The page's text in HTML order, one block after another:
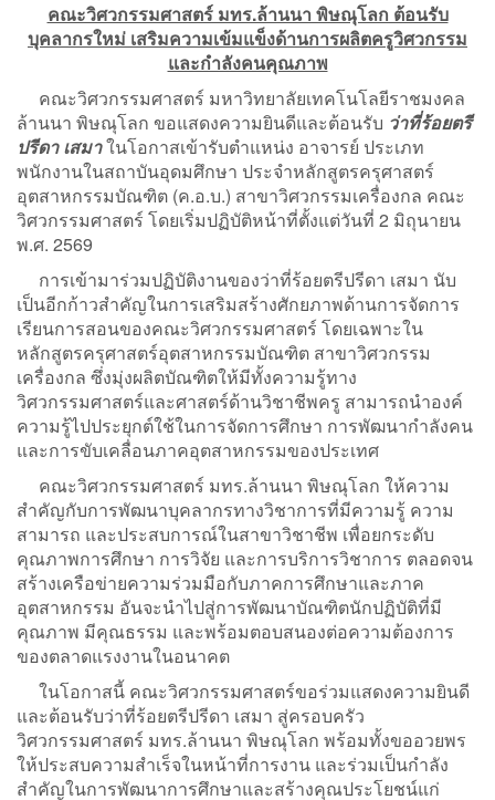
คณะวิศวกรรมศาสตร์ มทร.ล้านนา พิษณุโลก ต้อนรับ
บุคลากรใหม่ เสริมความเข้มแข็งด้านการผลิตครูวิศวกรรม
และกำลังคนคุณภาพ
คณะวิศวกรรมศาสตร์ มหาวิทยาลัยเทคโนโลยีราชมงคล
ล้านนา พิษณุโลก ขอแสดงความยินดีและต้อนรับ ว่าที่ร้อยตรี
ปรีดา เสมาในโอกาสเข้ารับตำแหน่ง อาจารย์ ประเภท
พนักงานในสถาบันอุดมศึกษา ประจำหลักสูตรครุศาสตร์
อุตสาหกรรมบัณฑิต (ค.อ.บ.) สาขาวิศวกรรมเครื่องกล คณะ
วิศวกรรมศาสตร์ โดยเริ่มปฏิบัติหน้าที่ตั้งแต่วันที่ 2 มิถุนายน
พ.ศ. 2569
การเข้ามาร่วมปฏิบัติงานของว่าที่ร้อยตรีปรีดา เสมา นับ
เป็นอีกก้าวสำคัญในการเสริมสร้างศักยภาพด้านการจัดการ
เรียนการสอนของคณะวิศวกรรมศาสตร์ โดยเฉพาะใน
หลักสูตรครุศาสตร์อุตสาหกรรมบัณฑิต สาขาวิศวกรรม
เครื่องกล ซึ่งมุ่งผลิตบัณฑิตให้มีทั้งความรู้ทาง
วิศวกรรมศาสตร์และศาสตร์ด้านวิชาชีพครู สามารถนำองค์
ความรู้ไปประยุกต์ใช้ในการจัดการศึกษา การพัฒนากำลังคน
และการขับเคลื่อนภาคอุตสาหกรรมของประเทศ
คณะวิศวกรรมศาสตร์ มทร.ล้านนา พิษณุโลก ให้ความ
สำคัญกับการพัฒนาบุคลากรทางวิชาการที่มีความรู้ ความ
สามารถ และประสบการณ์ในสาขาวิชาชีพ เพื่อยกระดับ
คุณภาพการศึกษา การวิจัย และการบริการวิชาการ ตลอดจน
สร้างเครือข่ายความร่วมมือกับภาคการศึกษาและภาค
อุตสาหกรรม อันจะนำไปสู่การพัฒนาบัณฑิตนักปฏิบัติที่มี
คุณภาพ มีคุณธรรม และพร้อมตอบสนองต่อความต้องการ
ของตลาดแรงงานในอนาคต
ในโอกาสนี้ คณะวิศวกรรมศาสตร์ขอร่วมแสดงความยินดี
และต้อนรับว่าที่ร้อยตรีปรีดา เสมา สู่ครอบครัว
วิศวกรรมศาสตร์ มทร.ล้านนา พิษณุโลก พร้อมทั้งขออวยพร
ให้ประสบความสำเร็จในหน้าที่การงาน และร่วมเป็นกำลัง
สำคัญในการพัฒนาการศึกษาและสร้างคุณประโยชน์แก่